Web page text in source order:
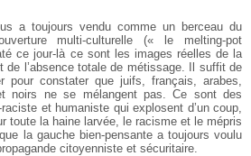
a toujours vendu comme un berceau du
multi-culturelle (« le melting-pot
ce jour-là ce sont les images réelles de la
de l’absence totale de métissage. Il suffit de
pour constater que juifs, français, arabes,
noirs ne se mélangent pas. Ce sont des
et humaniste qui explosent d’un coup,
toute la haine larvée, le racisme et le mépris
la gauche bien-pensante a toujours voulu
citoyenniste et sécuritaire.